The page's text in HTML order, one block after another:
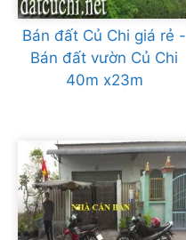
Bán đất Củ Chi giá rẻ -
Bán đất vườn Củ Chi
40m x23m